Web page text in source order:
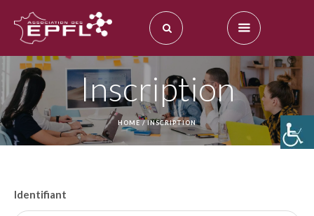
Inscription
HOME /INSCRIPTION
Identifiant